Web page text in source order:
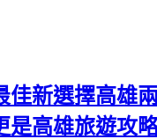
新選擇高雄
高雄旅遊攻